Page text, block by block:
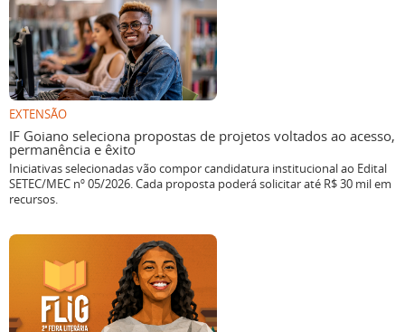
EXTENSÃO
IF Goiano seleciona propostas de projetos voltados ao acesso,
permanência e êxito
Iniciativas selecionadas vão compor candidatura institucional ao Edital
SETEC/MEC nº 05/2026. Cada proposta poderá solicitar até R$ 30 mil em
recursos.